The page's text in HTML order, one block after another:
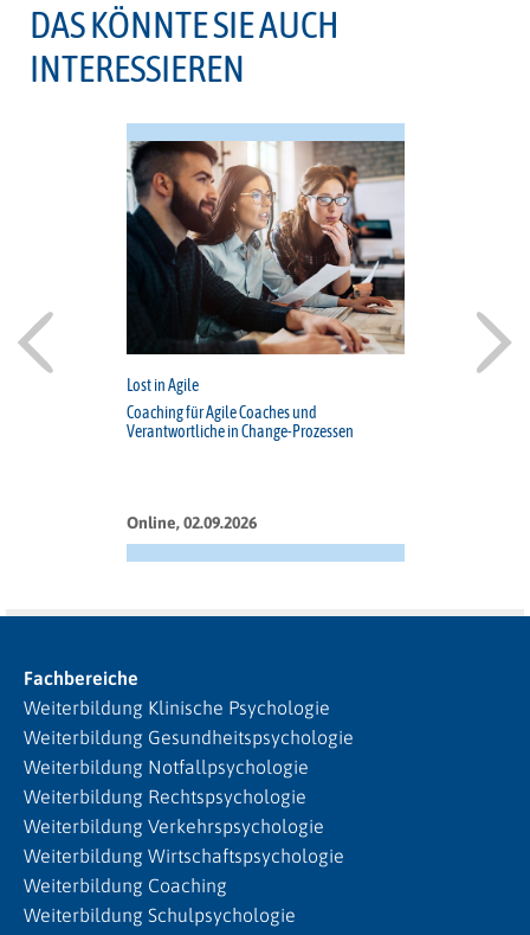
DAS KÖNNTE SIE AUCH
INTERESSIEREN
Lost in Agile
Coaching für Agile Coaches und
Verantwortliche in Change-Prozessen
Online, 02.09.2026
Fachbereiche
Weiterbildung Klinische Psychologie
Weiterbildung Gesundheitspsychologie
Weiterbildung Notfallpsychologie
Weiterbildung Rechtspsychologie
Weiterbildung Verkehrspsychologie
Weiterbildung Wirtschaftspsychologie
Weiterbildung Coaching
Weiterbildung Schulpsychologie